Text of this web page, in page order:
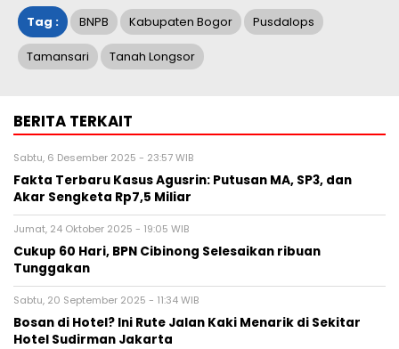
Tag : BNPB Kabupaten Bogor Pusdalops
Tamansari Tanah Longsor
BERITA TERKAIT
Sabtu, 6 Desember 2025 - 23:57 WIB
Fakta Terbaru Kasus Agusrin: Putusan MA, SP3, dan
Akar Sengketa Rp7,5 Miliar
Jumat, 24 Oktober 2025 - 19:05 WIB
Cukup 60 Hari, BPN Cibinong Selesaikan ribuan
Tunggakan
Sabtu, 20 September 2025 - 11:34 WIB
Bosan di Hotel? Ini Rute Jalan Kaki Menarik di Sekitar
Hotel Sudirman Jakarta